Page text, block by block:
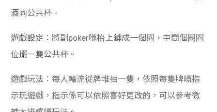
酒同公共杯。
遊戲設定：將副poker喺枱上鋪成一個圈，中間個圓圈
位擺一隻公共杯。
遊戲玩法：每人輪流從牌堆抽一隻，依照每隻牌嘅指
示玩遊戲，指示係可以依照喜好更改的，可以參考微